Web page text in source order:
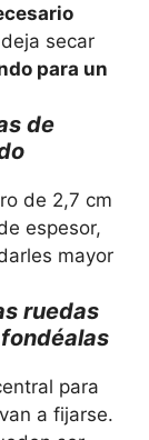
secar
para un
de
de 2,7 cm
espesor,
mayor
ruedas
para
a fijarse.